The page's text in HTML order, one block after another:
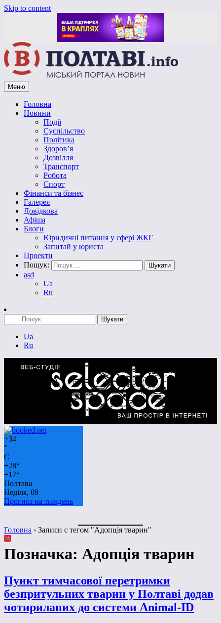
Skip to content
Vpoltave.info
Полтавський портал новин
Меню
Головна
Новини
Події
Суспільство
Політика
Здоров’я
Дозвілля
Транспорт
Робота
Спорт
Фінанси та бізнес
Галерея
Довідкова
Афіша
Блоги
Юридичні питання у сфері ЖКГ
Запитай у юриста
Проекти
Пошук:
asd
Ua
Ru
Ua
Ru
+34
°
C
+28°
+17°
Полтава
Неділя, 09
Прогноз на тиждень
Головна › Записи с тегом "Адопція тварин"
Позначка: Адопція тварин
Пункт тимчасової перетримки
безпритульних тварин у Полтаві додав
чотирилапих до системи Animal-ID